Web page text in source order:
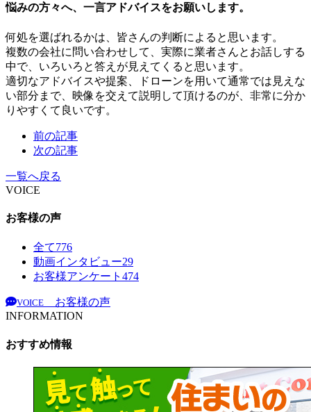
悩みの方々へ、一言アドバイスをお願いします。
何処を選ばれるかは、皆さんの判断によると思います。
複数の会社に問い合わせして、実際に業者さんとお話しする
中で、いろいろと答えが見えてくると思います。
適切なアドバイスや提案、ドローンを用いて通常では見えな
い部分まで、映像を交えて説明して頂けるのが、非常に分か
りやすくて良いです。
前の記事
次の記事
一覧へ戻る
VOICE
お客様の声
全て776
動画インタビュー29
お客様アンケート 474
VOICE
お客様の声
INFORMATION
おすすめ情報